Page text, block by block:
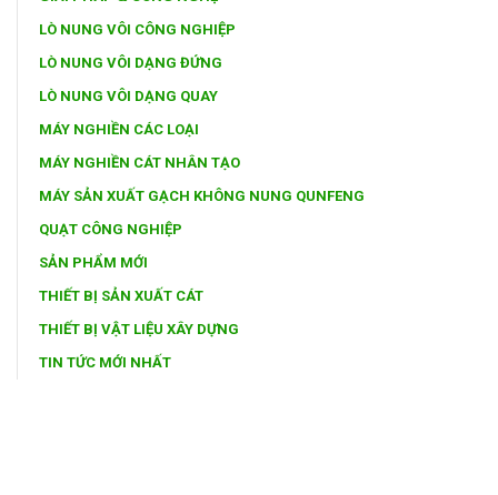
LÒ NUNG VÔI CÔNG NGHIỆP
LÒ NUNG VÔI DẠNG ĐỨNG
LÒ NUNG VÔI DẠNG QUAY
MÁY NGHIỀN CÁC LOẠI
MÁY NGHIỀN CÁT NHÂN TẠO
MÁY SẢN XUẤT GẠCH KHÔNG NUNG QUNFENG
QUẠT CÔNG NGHIỆP
SẢN PHẨM MỚI
THIẾT BỊ SẢN XUẤT CÁT
THIẾT BỊ VẬT LIỆU XÂY DỰNG
TIN TỨC MỚI NHẤT